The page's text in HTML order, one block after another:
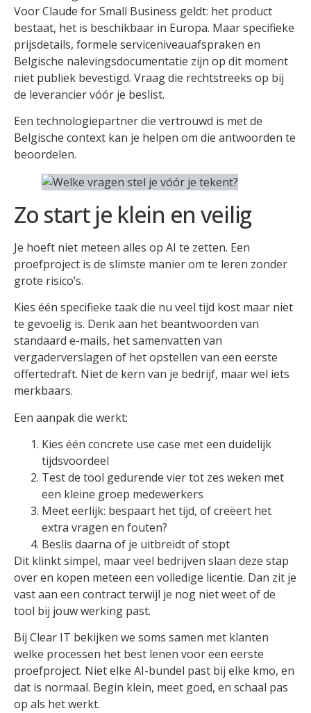
Voor Claude for Small Business geldt: het product
bestaat, het is beschikbaar in Europa. Maar specifieke
prijsdetails, formele serviceniveauafspraken en
Belgische nalevingsdocumentatie zijn op dit moment
niet publiek bevestigd. Vraag die rechtstreeks op bij
de leverancier vóór je beslist.
Een technologiepartner die vertrouwd is met de
Belgische context kan je helpen om die antwoorden te
beoordelen.
Zo start je klein en veilig
Je hoeft niet meteen alles op AI te zetten. Een
proefproject is de slimste manier om te leren zonder
grote risico’s.
Kies één specifieke taak die nu veel tijd kost maar niet
te gevoelig is. Denk aan het beantwoorden van
standaard e-mails, het samenvatten van
vergaderverslagen of het opstellen van een eerste
offertedraft. Niet de kern van je bedrijf, maar wel iets
merkbaars.
Een aanpak die werkt:
Kies één concrete use case met een duidelijk
tijdsvoordeel
Test de tool gedurende vier tot zes weken met
een kleine groep medewerkers
Meet eerlijk: bespaart het tijd, of creëert het
extra vragen en fouten?
Beslis daarna of je uitbreidt of stopt
Dit klinkt simpel, maar veel bedrijven slaan deze stap
over en kopen meteen een volledige licentie. Dan zit je
vast aan een contract terwijl je nog niet weet of de
tool bij jouw werking past.
Bij Clear IT bekijken we soms samen met klanten
welke processen het best lenen voor een eerste
proefproject. Niet elke AI-bundel past bij elke kmo, en
dat is normaal. Begin klein, meet goed, en schaal pas
op als het werkt.